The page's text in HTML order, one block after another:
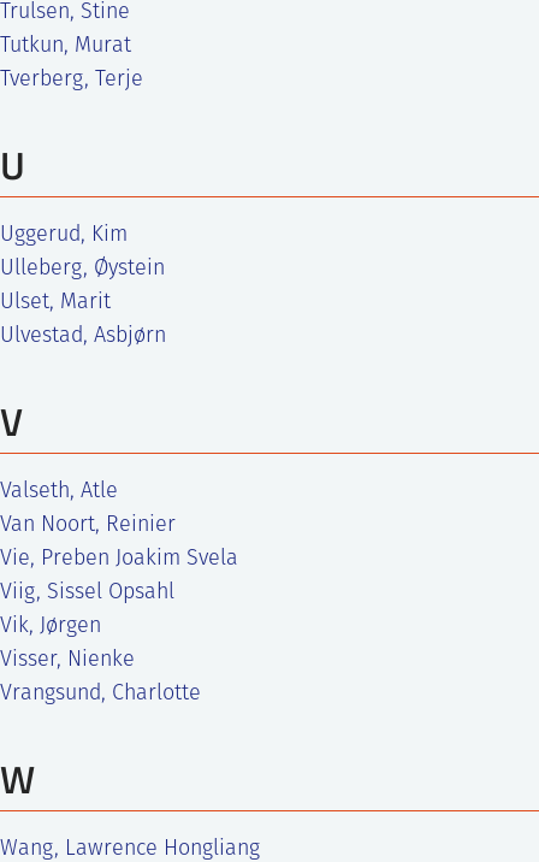
Trulsen, Stine
Tutkun, Murat
Tverberg, Terje
U
Uggerud, Kim
Ulleberg, Øystein
Ulset, Marit
Ulvestad, Asbjørn
V
Valseth, Atle
Van Noort, Reinier
Vie, Preben Joakim Svela
Viig, Sissel Opsahl
Vik, Jørgen
Visser, Nienke
Vrangsund, Charlotte
W
Wang, Lawrence Hongliang